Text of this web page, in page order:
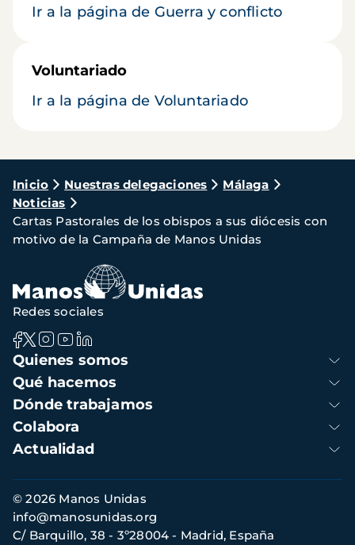
Ir a la página de Guerra y conflicto
Voluntariado
Ir a la página de Voluntariado
Ruta
de
navegación
Inicio Nuestras delegaciones
Málaga
Noticias
Cartas Pastorales de los obispos a sus diócesis con
motivo de la Campaña de Manos Unidas
Navegación
principal
Quienes somos
Qué hacemos
Dónde trabajamos
Colabora
Actualidad
Redes sociales
Información
de
contacto
© 2026 Manos Unidas
C/ Barquillo, 38 - 3º28004 - Madrid, España
info@manosunidas.org